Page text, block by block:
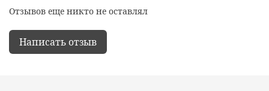
Отзывов еще никто не оставлял
Написать отзыв